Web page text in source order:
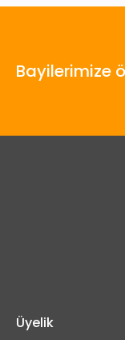
Bayilerimize
Üyelik